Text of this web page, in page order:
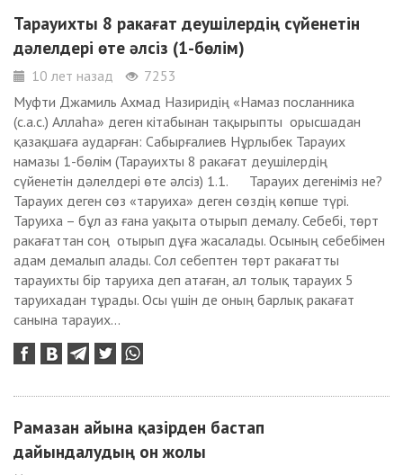
Тарауихты 8 ракағат деушілердің сүйенетін
дәлелдері өте әлсіз (1-бөлім)
10 лет назад
7253
Муфти Джамиль Ахмад Назиридің «Намаз посланника
(с.а.с.) Аллаһа» деген кітабынан тақырыпты орысшадан
қазақшаға аударған: Сабырғалиев Нұрлыбек Тарауих
намазы 1-бөлім (Тарауихты 8 ракағат деушілердің
сүйенетін дәлелдері өте әлсіз) 1.1. Тарауих дегеніміз не?
Тарауих деген сөз «таруиха» деген сөздің көпше түрі.
Таруиха – бұл аз ғана уақыта отырып демалу. Себебі, төрт
ракағаттан соң отырып дұға жасалады. Осының себебімен
адам демалып алады. Сол себептен төрт ракағатты
тарауихты бір таруиха деп атаған, ал толық тарауих 5
таруихадан тұрады. Осы үшін де оның барлық ракағат
санына тарауих...
Рамазан айына қазірден бастап
дайындалудың он жолы